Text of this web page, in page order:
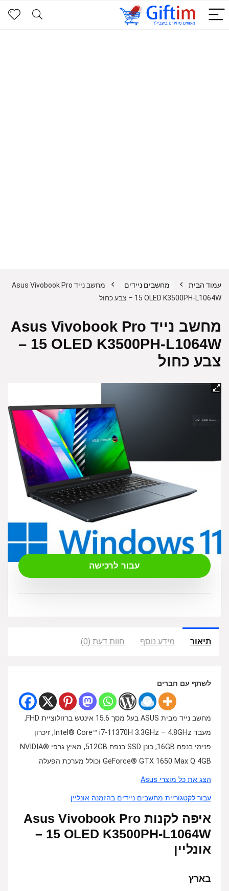
עמוד הבית מחשבים ניידים
מחשב נייד Asus Vivobook Pro
15 OLED K3500PH-L1064W – צבע כחול
מחשב נייד Asus Vivobook Pro
15 OLED K3500PH-L1064W –
צבע כחול
₪ 5,090.00
עבור לרכישה
תיאור מידע נוסף חוות דעת (0)
לשתף עם חברים
מחשב נייד מבית ASUS בעל מסך 15.6 אינטש ברזולוציית FHD,
מעבד Intel® Core™ i7-11370H 3.3GHz – 4.8GHz, זיכרון
פנימי בנפח 16GB, כונן SSD בנפח 512GB, מאיץ גרפי NVIDIA®
GeForce® GTX 1650 Max Q 4GB וכולל מערכת הפעלה.
הצג את כל מוצרי Asus
עבור לקטגוריית מחשבים ניידים בהזמנה אונליין
איפה לקנות Asus Vivobook Pro
15 OLED K3500PH-L1064W –
אונליין
בארץ